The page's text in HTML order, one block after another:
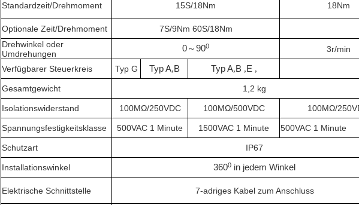
Standardzeit/Drehmoment 15S/18Nm 18Nm
Optionale Zeit/Drehmoment
7S/9Nm 60S/18Nm
Drehwinkel oder
Umdrehungen
0～900 3r/min
Verfügbarer Steuerkreis Typ G Typ A,B Typ A,B ,E ,
Gesamtgewicht 1,2 kg
Isolationswiderstand 100MΩ/250VDC 100MΩ/500VDC 100MΩ/
Spannungsfestigkeitsklasse 500VAC 1 Minute 1500VAC 1 Minute 500VAC 1 Minute
Schutzart IP67
Installationswinkel 3600 in jedem Winkel
Elektrische Schnittstelle 7-adriges Kabel zum Anschluss